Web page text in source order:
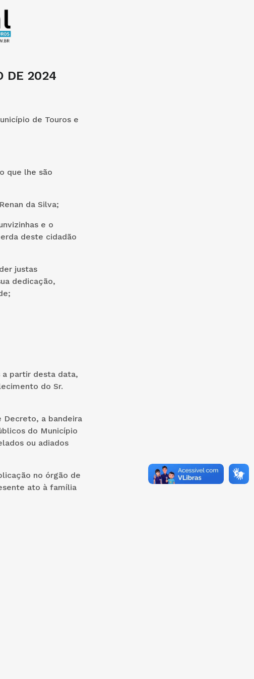
DE 2024
de Touros e
que lhe são
da Silva;
e o
deste cidadão
justas
dedicação,
partir desta data,
do Sr.
a bandeira
do Município
ou adiados
no órgão de
ato à família